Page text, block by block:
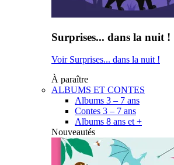
Surprises... dans la nuit !
Voir Surprises... dans la nuit !
À paraître
ALBUMS ET CONTES
Albums 3 – 7 ans
Contes 3 – 7 ans
Albums 8 ans et +
Nouveautés